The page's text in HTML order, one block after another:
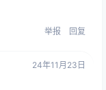
举报 回复
24年11月23日